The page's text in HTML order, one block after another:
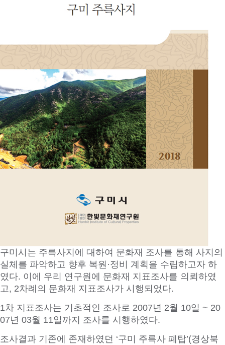
구미시는 주륵사지에 대하여 문화재 조사를 통해 사지의
실체를 파악하고 향후 복원·정비 계획을 수립하고자 하
였다. 이에 우리 연구원에 문화재 지표조사를 의뢰하였
고, 2차례의 문화재 지표조사가 시행되었다.
1차 지표조사는 기초적인 조사로 2007년 2월 10일 ~ 20
07년 03월 11일까지 조사를 시행하였다.
조사결과 기존에 존재하였던 ‘구미 주륵사 폐탑’(경상북